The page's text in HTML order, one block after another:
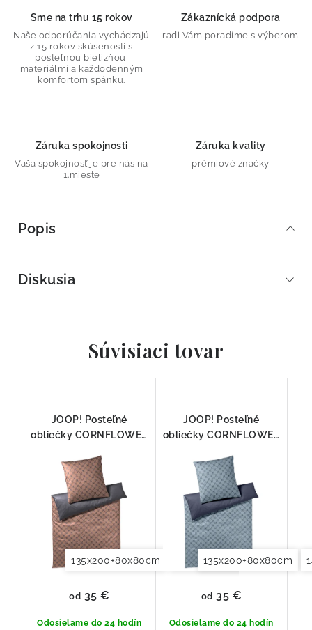
Sme na trhu 15 rokov
Naše odporúčania vychádzajú
z 15 rokov skúseností s
posteľnou bielizňou,
materiálmi a každodenným
komfortom spánku.
Zákaznícká podpora
radi Vám poradíme s výberom
Záruka spokojnosti
Vaša spokojnosť je pre nás na
1.mieste
Záruka kvality
prémiové značky
Popis
Diskusia
Súvisiaci tovar
JOOP! Posteľné
obliečky CORNFLOWER
4083-07
135x200+80x80cm 140x200+70x90cm
Odosielame do 24 hodín
od 35 €
JOOP! Posteľné
obliečky CORNFLOWER
4083-23
135x200+80x80cm
Odosielame do 24 hodín
od 35 €